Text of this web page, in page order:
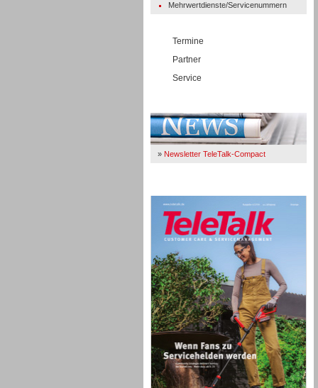
Mehrwertdienste/Servicenummern
Termine
Partner
Service
» Newsletter TeleTalk-Compact
TK- und ACD-Systeme